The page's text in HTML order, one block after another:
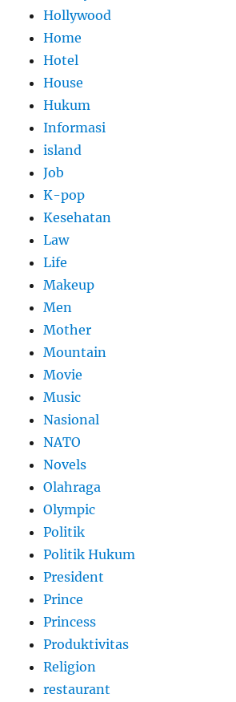
Hollywood
Home
Hotel
House
Hukum
Informasi
island
Job
K-pop
Kesehatan
Law
Life
Makeup
Men
Mother
Mountain
Movie
Music
Nasional
NATO
Novels
Olahraga
Olympic
Politik
Politik Hukum
President
Prince
Princess
Produktivitas
Religion
restaurant